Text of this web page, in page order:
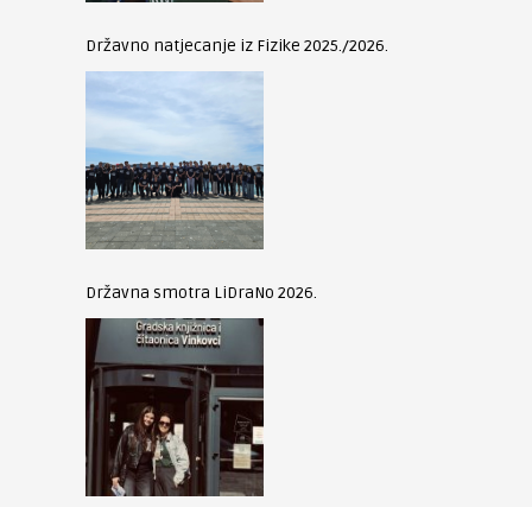
Državno natjecanje iz Fizike 2025./2026.
Državna smotra LiDraNo 2026.